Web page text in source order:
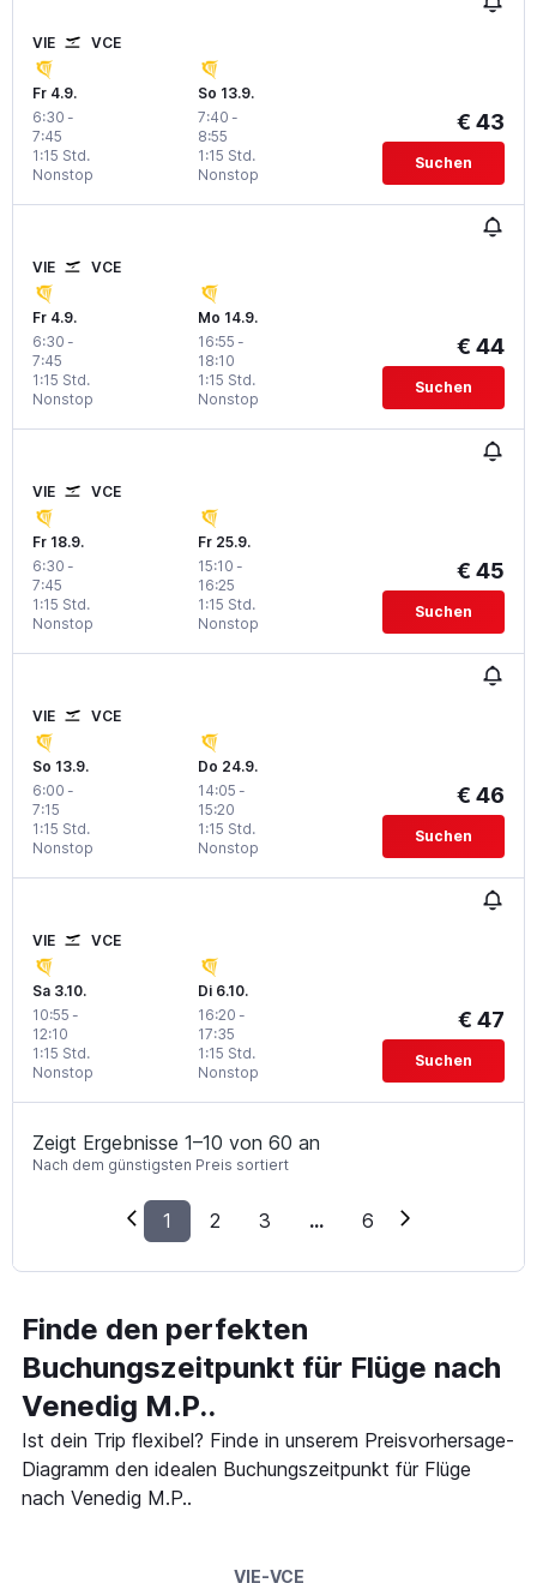
VIE VCE
Fr 4.9.
6:30 -
7:45
Nonstop
1:15 Std.
So 13.9.
7:40 -
8:55
Nonstop
1:15 Std.
€ 43
Suchen
VIE VCE
Fr 4.9.
6:30 -
7:45
Nonstop
1:15 Std.
Mo 14.9.
16:55 -
18:10
Nonstop
1:15 Std.
€ 44
Suchen
VIE VCE
Fr 18.9.
6:30 -
7:45
Nonstop
1:15 Std.
Fr 25.9.
15:10 -
16:25
Nonstop
1:15 Std.
€ 45
Suchen
VIE VCE
So 13.9.
6:00 -
7:15
Nonstop
1:15 Std.
Do 24.9.
14:05 -
15:20
Nonstop
1:15 Std.
€ 46
Suchen
VIE VCE
Sa 3.10.
10:55 -
12:10
Nonstop
1:15 Std.
Di 6.10.
16:20 -
17:35
Nonstop
1:15 Std.
€ 47
Suchen
Zeigt Ergebnisse 1–10 von 60 an
Nach dem günstigsten Preis sortiert
1 2 3 ... 6
Finde den perfekten
Buchungszeitpunkt für Flüge nach
Venedig M.P..
Ist dein Trip flexibel? Finde in unserem Preisvorhersage-
Diagramm den idealen Buchungszeitpunkt für Flüge
nach Venedig M.P..
VIE-VCE